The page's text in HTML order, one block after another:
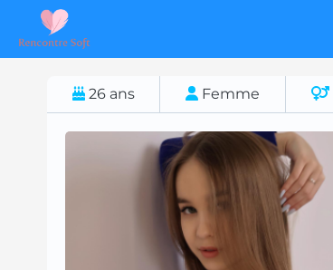
26 ans Femme